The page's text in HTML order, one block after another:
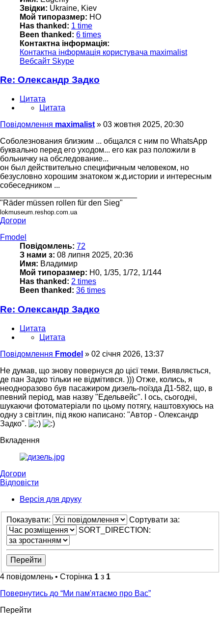
Звідки: Ukraine, Kiev
Мой типоразмер: HO
Has thanked: 1 time
Been thanked: 6 times
Контактна інформація:
Контактна інформація користувача maximalist
Вебсайт Skype
Re: Олександр Задко
Цитата
Цитата
Повідомлення maximalist » 03 жовтня 2025, 20:30
Соболезнования близким ... общался с ним по WhatsApp
буквально перед его уходом... его как раз положили в
больничку на обследование...
он был действительно специфичным человеком, но
безусловно хорошим знатоком ж.д.истории и интересным
собеседником ...
"Räder müssen rollen für den Sieg"
lokmuseum.reshop.com.ua
Догори
Fmodel
Повідомлень: 72
З нами з: 08 липня 2025, 20:36
Имя: Владимир
Мой типоразмер: H0, 1/35, 1/72, 1/144
Has thanked: 2 times
Been thanked: 36 times
Re: Олександр Задко
Цитата
Цитата
Повідомлення Fmodel » 02 січня 2026, 13:37
Не думав, що знову повернуся до цієї теми. Виявляється,
де пан Задко тільки не відмітився. ))) Отже, колись, я
неодноразово був пасажиром дизель-поїзда Д1-582, що, в
певний період, мав назву "Едельвейс". І ось, сьогодні,
шукаючи фотоматеріали по цьому потягу, наштовхуюсь на
одну з світлин, під якою написано: "Автор - Олександр
Задко".
Вкладення
Догори
Відповісти
Версія для друку
Показувати:
Сортувати за:
SORT_DIRECTION:
4 повідомлень • Сторінка 1 з 1
Повернутись до “Ми пам'ятаємо про Вас”
Перейти